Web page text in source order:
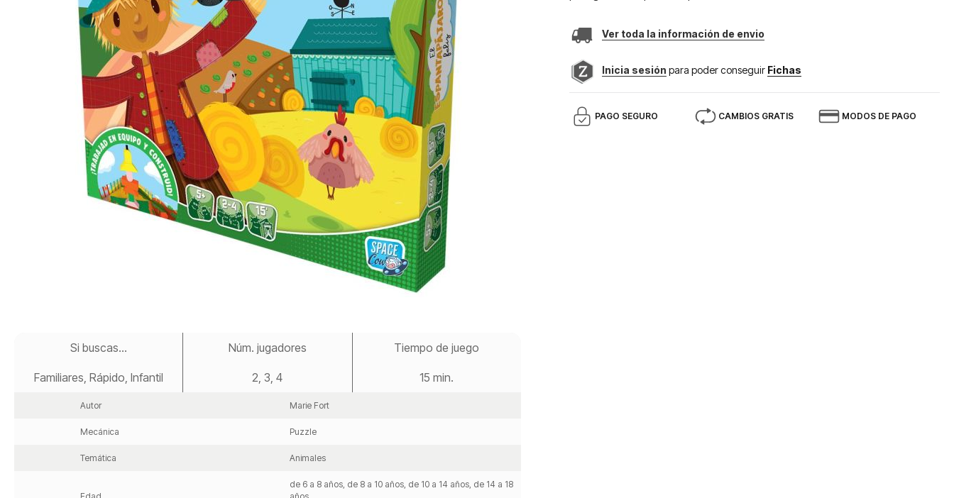
Ver toda la información de envio
Inicia sesión para poder conseguir Fichas
PAGO SEGURO CAMBIOS GRATIS MODOS DE PAGO
Si buscas...
Familiares, Rápido, Infantil
Núm. jugadores
2, 3, 4
Tiempo de juego
15 min.
Autor Marie Fort
Mecánica Puzzle
Temática Animales
de 6 a 8 años, de 8 a 10 años, de 10 a 14 años, de 14 a 18